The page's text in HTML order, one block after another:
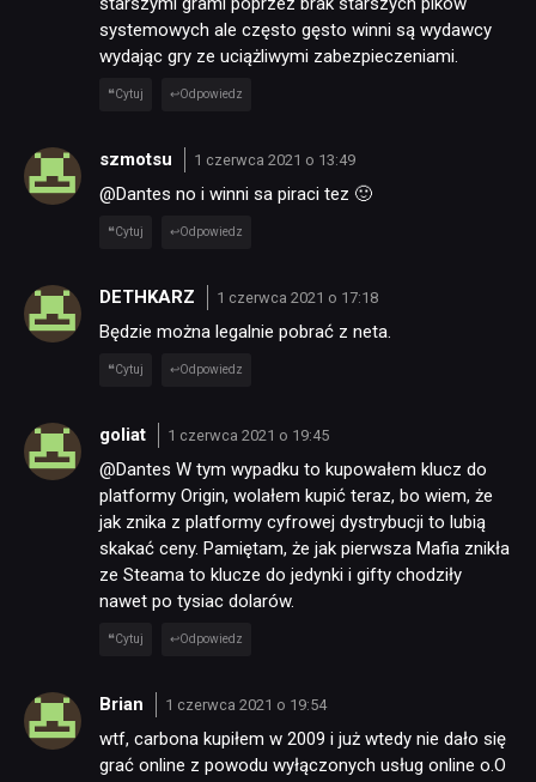
systemowych ale często gęsto winni są wydawcy
wydając gry ze uciążliwymi zabezpieczeniami.
Cytuj Odpowiedz
szmotsu 1 czerwca 2021 o 13:49
@Dantes no i winni sa piraci tez 🙂
Cytuj Odpowiedz
DETHKARZ 1 czerwca 2021 o 17:18
Będzie można legalnie pobrać z neta.
Cytuj Odpowiedz
goliat 1 czerwca 2021 o 19:45
@Dantes W tym wypadku to kupowałem klucz do
platformy Origin, wolałem kupić teraz, bo wiem, że
jak znika z platformy cyfrowej dystrybucji to lubią
skakać ceny. Pamiętam, że jak pierwsza Mafia znikła
ze Steama to klucze do jedynki i gifty chodziły
nawet po tysiac dolarów.
Cytuj Odpowiedz
Brian 1 czerwca 2021 o 19:54
wtf, carbona kupiłem w 2009 i już wtedy nie dało się
grać online z powodu wyłączonych usług online o.O